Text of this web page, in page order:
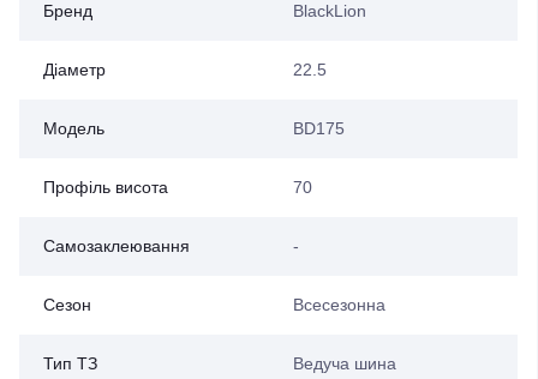
Бренд BlackLion
Діаметр 22.5
Модель BD175
Профіль висота 70
Самозаклеювання -
Сезон Всесезонна
Тип ТЗ Ведуча шина